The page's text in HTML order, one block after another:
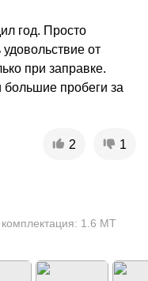
год. Просто
от
при заправке.
пробеги за
2 1
комплектация: 1.6 MT